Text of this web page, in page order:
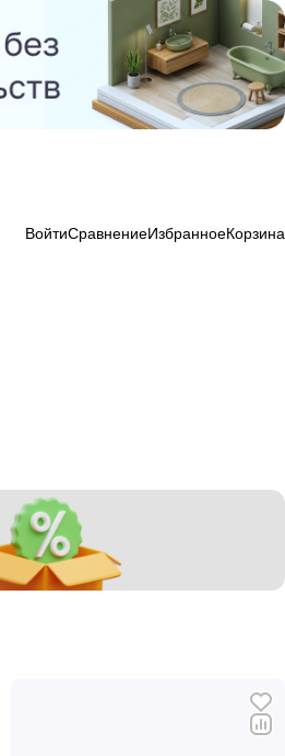
ВойтиСравнениеИзбранноеКорзина